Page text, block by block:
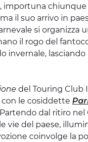
chiunque
il suo arrivo in
si organizza
il rogo del
invernale,
del Touring Club
le cosiddette
dal ritiro
vie del paese,
coinvolge la